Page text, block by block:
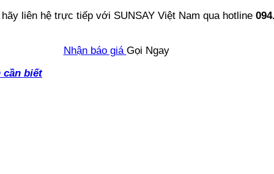
liên hệ trực tiếp với SUNSAY Việt Nam qua hotline
Nhận báo giá Gọi Ngay
cần biết